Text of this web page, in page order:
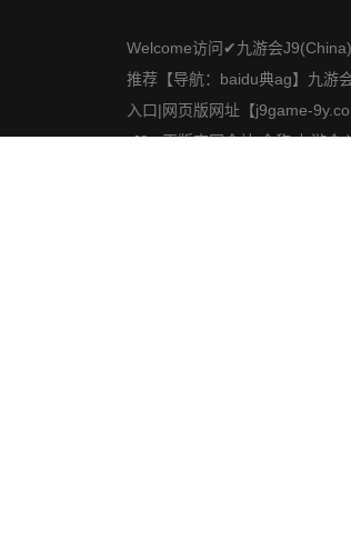
Welcome访问✔九游会
推荐【导航：baidu典ag】九游
入口|网页版网址【j9game-
·J9✔正版官网全站,全称:九游会